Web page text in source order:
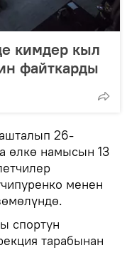
кимдер кыл
файткарды
26-
өлкө намысын 13
менен
спортун
тарабынан